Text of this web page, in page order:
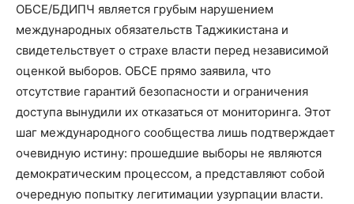
ОБСЕ/БДИПЧ является грубым нарушением
международных обязательств Таджикистана и
свидетельствует о страхе власти перед независимой
оценкой выборов. ОБСЕ прямо заявила, что
отсутствие гарантий безопасности и ограничения
доступа вынудили их отказаться от мониторинга. Этот
шаг международного сообщества лишь подтверждает
очевидную истину: прошедшие выборы не являются
демократическим процессом, а представляют собой
очередную попытку легитимации узурпации власти.